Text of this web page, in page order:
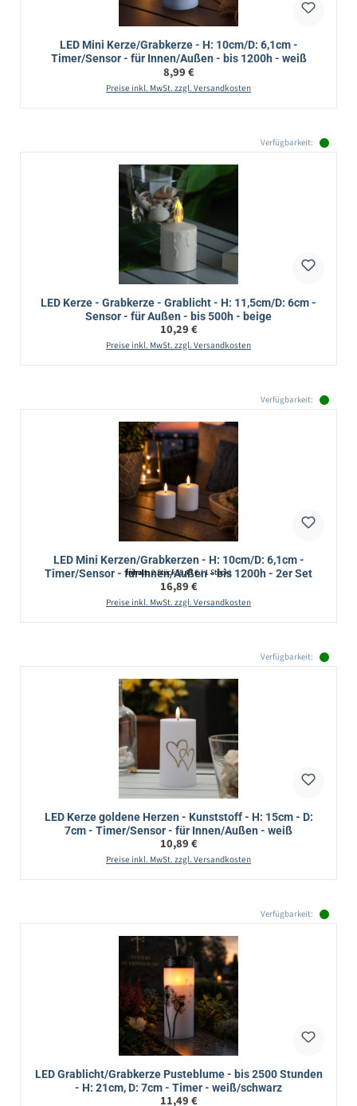
LED Mini Kerze/Grabkerze - H: 10cm/D: 6,1cm -
Timer/Sensor - für Innen/Außen - bis 1200h - weiß
Regulärer Preis:
8,99 €
Preise inkl. MwSt. zzgl. Versandkosten
Verfügbarkeit:
LED Kerze - Grabkerze - Grablicht - H: 11,5cm/D: 6cm -
Sensor - für Außen - bis 500h - beige
Regulärer Preis:
10,29 €
Preise inkl. MwSt. zzgl. Versandkosten
Verfügbarkeit:
LED Mini Kerzen/Grabkerzen - H: 10cm/D: 6,1cm -
Timer/Sensor - für Innen/Außen - bis 1200h - 2er Set
Inhalt:2 Stück(8,45 € / 1 Stück)
Regulärer Preis:
16,89 €
Preise inkl. MwSt. zzgl. Versandkosten
Verfügbarkeit:
LED Kerze goldene Herzen - Kunststoff - H: 15cm - D:
7cm - Timer/Sensor - für Innen/Außen - weiß
Regulärer Preis:
10,89 €
Preise inkl. MwSt. zzgl. Versandkosten
Verfügbarkeit:
LED Grablicht/Grabkerze Pusteblume - bis 2500 Stunden
- H: 21cm, D: 7cm - Timer - weiß/schwarz
Regulärer Preis:
11,49 €